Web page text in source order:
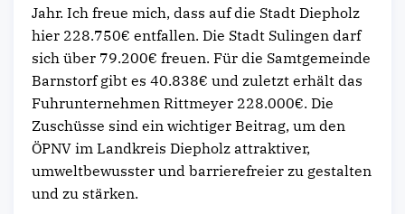
Jahr. Ich freue mich, dass auf die Stadt Diepholz
hier 228.750€ entfallen. Die Stadt Sulingen darf
sich über 79.200€ freuen. Für die Samtgemeinde
Barnstorf gibt es 40.838€ und zuletzt erhält das
Fuhrunternehmen Rittmeyer 228.000€. Die
Zuschüsse sind ein wichtiger Beitrag, um den
ÖPNV im Landkreis Diepholz attraktiver,
umweltbewusster und barrierefreier zu gestalten
und zu stärken.